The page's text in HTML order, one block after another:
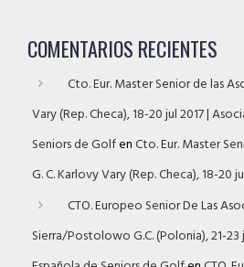
COMENTARIOS RECIENTES
Cto. Eur. Master Senior de las
Vary (Rep. Checa), 18-20 jul 2017 |
Seniors de GolfenCto. Eur. Master
G. C. Karlovy Vary (Rep. Checa), 18-20
CTO. Europeo Senior De Las
Sierra/Postolowo G.C. (Polonia), 21-23